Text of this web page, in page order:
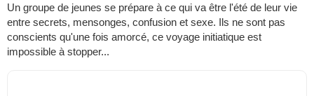
Un groupe de jeunes se prépare à ce qui va être l'été de leur vie
entre secrets, mensonges, confusion et sexe. Ils ne sont pas
conscients qu'une fois amorcé, ce voyage initiatique est
impossible à stopper...